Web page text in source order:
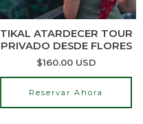
TIKAL ATARDECER TOUR
PRIVADO DESDE FLORES
$160.00USD
Reservar Ahora